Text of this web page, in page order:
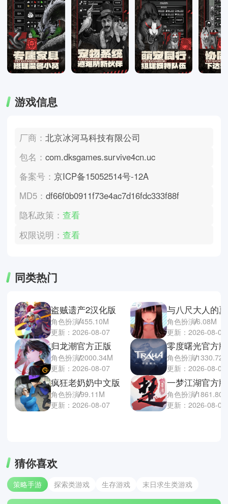
游戏信息
厂商：北京冰河马科技有限公司
包名：com.dksgames.survive4cn.uc
备案号： 京ICP备15052514号-12A
MD5：df66f0b0911f73e4ac7d16fdc333f88f
隐私政策：查看
权限说明：查看
同类热门
盗贼遗产2汉化版
角色扮演455.10M
更新：2026-08-07
归龙潮官方正版
角色扮演2000.34M
更新：2026-08-07
疯狂老奶奶中文版
角色扮演99.11M
更新：2026-08-07
角色扮演6.08M
更新：2026-08-07
零度曙光官方版
角色扮演
更新：2026-08-07
一梦江湖官方版
角色扮演
更新：2026-08-07
猜你喜欢
策略手游 探索类游戏 生存游戏 末日求生类游戏